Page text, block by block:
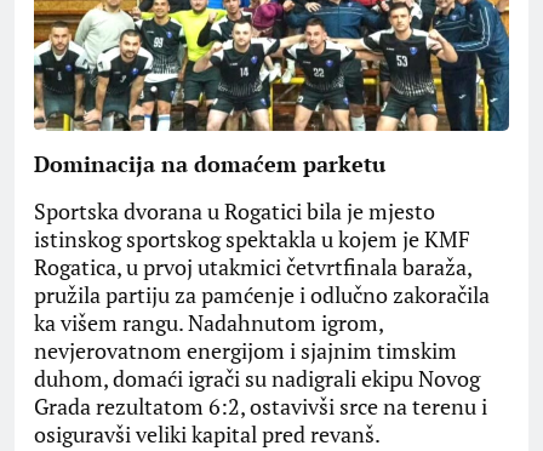
Dominacija na domaćem parketu
​Sportska dvorana u Rogatici bila je mjesto
istinskog sportskog spektakla u kojem je KMF
Rogatica, u prvoj utakmici četvrtfinala baraža,
pružila partiju za pamćenje i odlučno zakoračila
ka višem rangu. Nadahnutom igrom,
nevjerovatnom energijom i sjajnim timskim
duhom, domaći igrači su nadigrali ekipu Novog
Grada rezultatom 6:2, ostavivši srce na terenu i
osiguravši veliki kapital pred revanš.